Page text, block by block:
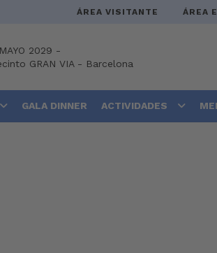
ÁREA VISITANTE ÁREA
MAYO 2029 -
GRAN VIA- Barcelona
GALA DINNER ACTIVIDADES